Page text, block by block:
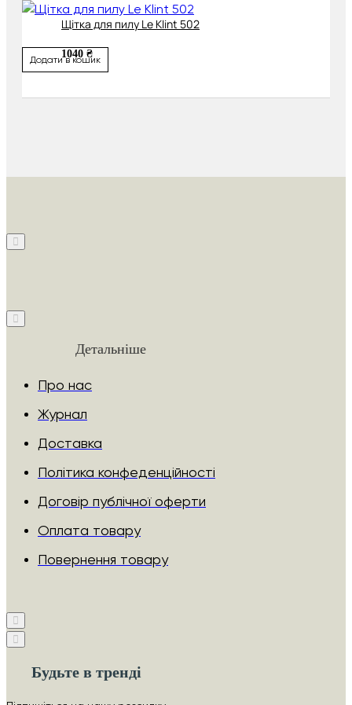
Щітка для пилу Le Klint 502
1040 ₴
Додати в кошик
Детальніше
Про нас
Журнал
Доставка
Політика конфеденційності
Договір публічної оферти
Оплата товару
Повернення товару
Будьте в тренді